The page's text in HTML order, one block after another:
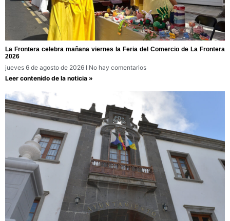
La Frontera celebra mañana viernes la Feria del Comercio de La Frontera
2026
jueves 6 de agosto de 2026
No hay comentarios
Leer contenido de la noticia »